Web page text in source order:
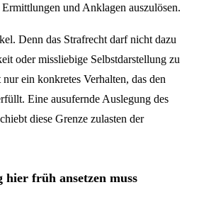
und Anklagen auszulösen.
Denn das Strafrecht darf nicht dazu
oder missliebige Selbstdarstellung zu
ein konkretes Verhalten, das den
Eine ausufernde Auslegung des
diese Grenze zulasten der
früh ansetzen muss